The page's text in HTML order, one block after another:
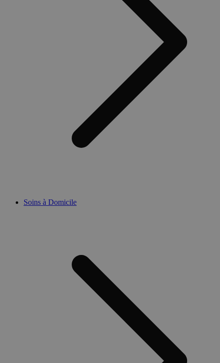
Soins à Domicile